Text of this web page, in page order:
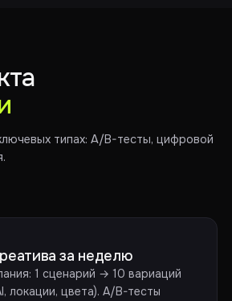
типах: A/B-тесты, цифровой
за неделю
1 сценарий → 10 вариаций
локации, цвета). A/B-тесты